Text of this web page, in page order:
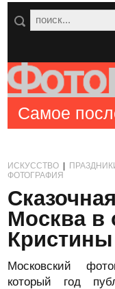
Самое
ИСКУССТВО
ФОТОГРАФИЯ
Москва в
Московский
который год